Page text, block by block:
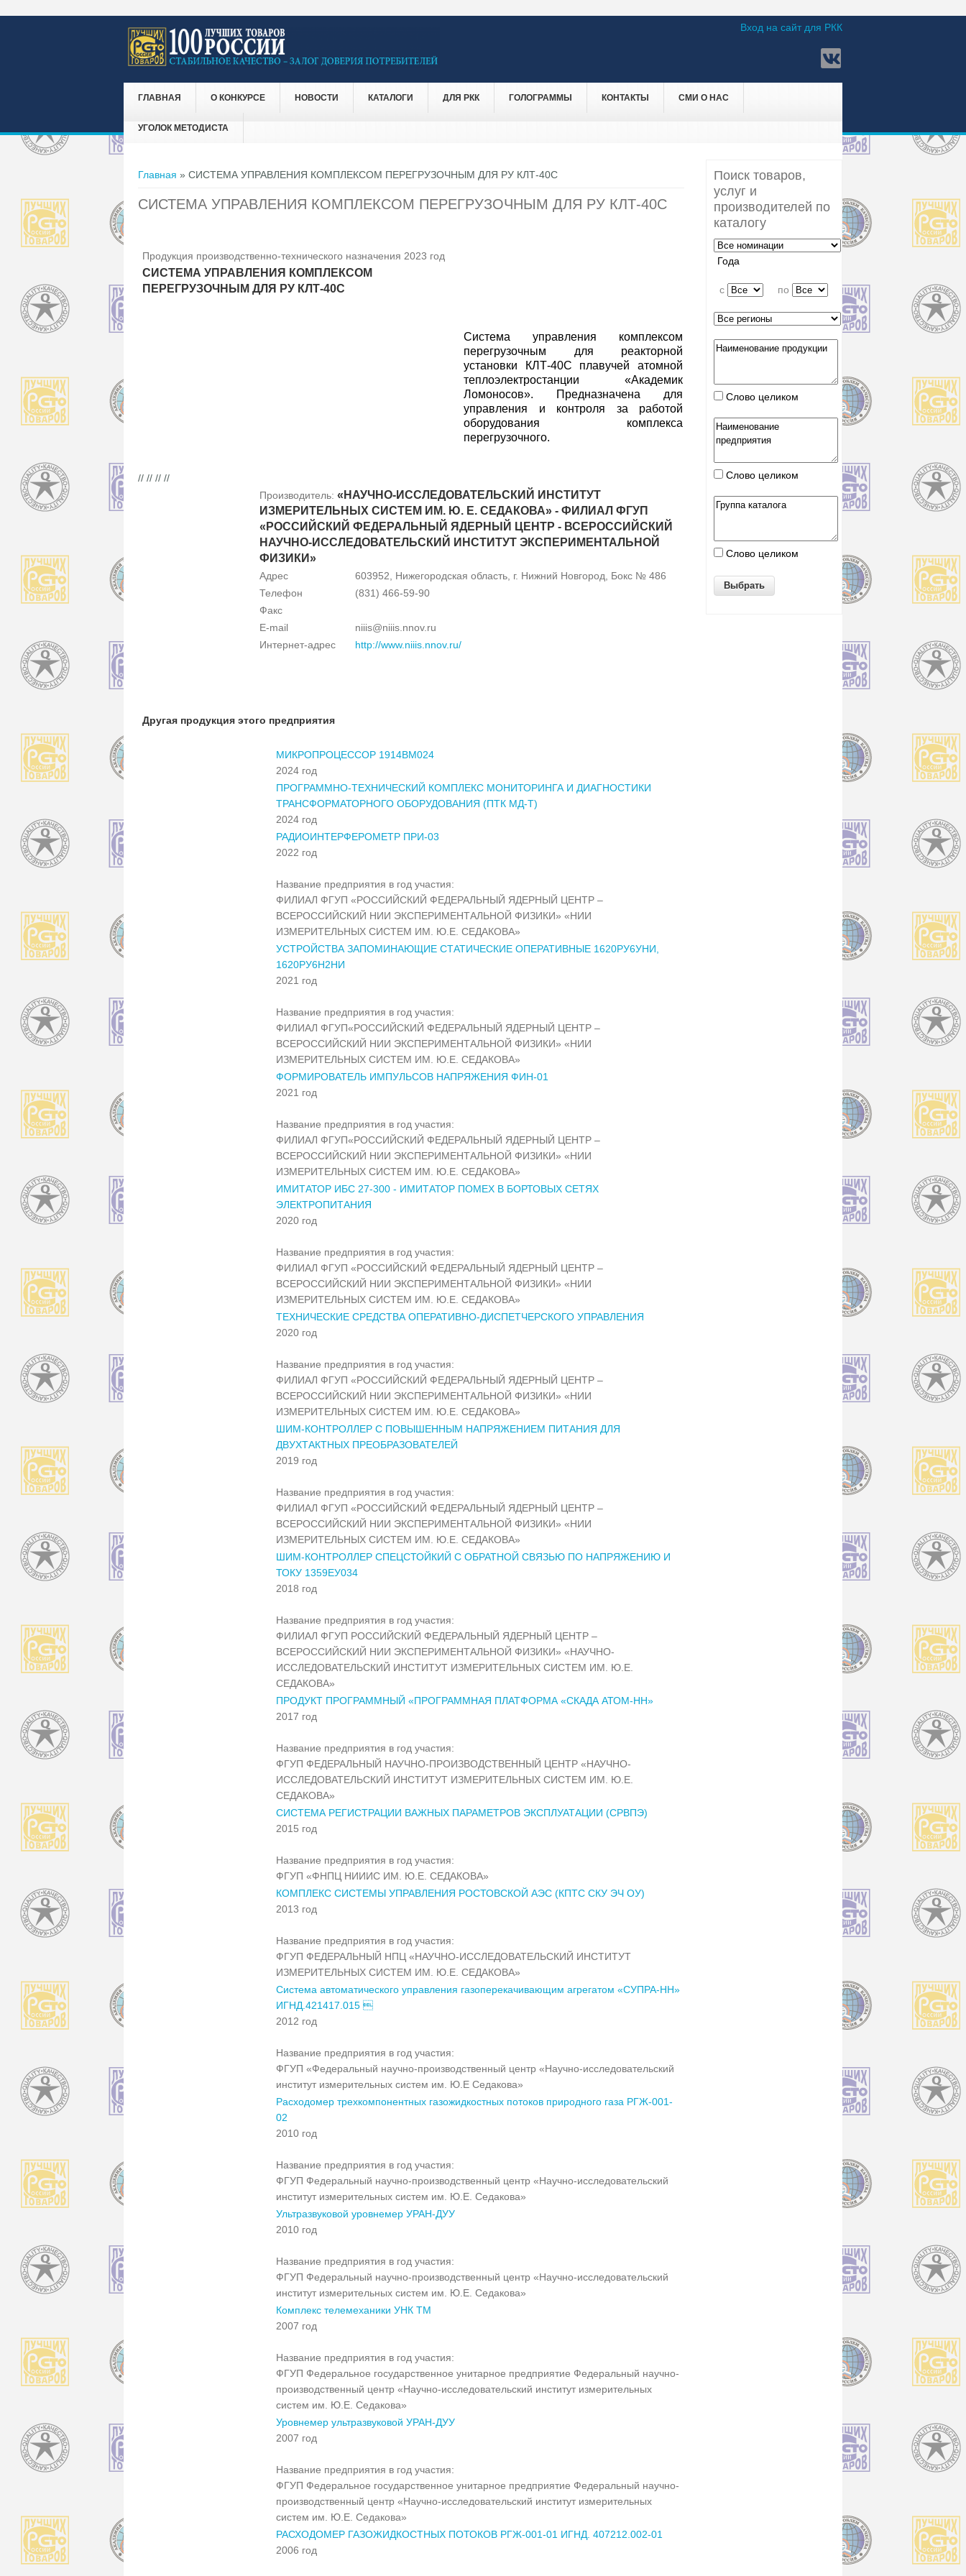
Вход на сайт для РКК
ГЛАВНАЯ О КОНКУРСЕ НОВОСТИ КАТАЛОГИ ДЛЯ РКК ГОЛОГРАММЫ КОНТАКТЫ СМИ О НАС
УГОЛОК МЕТОДИСТА
Вы здесь
Главная » СИСТЕМА УПРАВЛЕНИЯ КОМПЛЕКСОМ ПЕРЕГРУЗОЧНЫМ ДЛЯ РУ КЛТ-40С
СИСТЕМА УПРАВЛЕНИЯ КОМПЛЕКСОМ ПЕРЕГРУЗОЧНЫМ ДЛЯ РУ КЛТ-40С
Продукция производственно-технического назначения 2023 год
СИСТЕМА УПРАВЛЕНИЯ КОМПЛЕКСОМ
ПЕРЕГРУЗОЧНЫМ ДЛЯ РУ КЛТ-40С
Система управления комплексом
перегрузочным для реакторной
установки КЛТ-40С плавучей атомной
теплоэлектростанции «Академик
Ломоносов». Предназначена для
управления и контроля за работой
оборудования комплекса
перегрузочного.
// // // //
Производитель: «НАУЧНО-ИССЛЕДОВАТЕЛЬСКИЙ ИНСТИТУТ
ИЗМЕРИТЕЛЬНЫХ СИСТЕМ ИМ. Ю. Е. СЕДАКОВА» - ФИЛИАЛ ФГУП
«РОССИЙСКИЙ ФЕДЕРАЛЬНЫЙ ЯДЕРНЫЙ ЦЕНТР - ВСЕРОССИЙСКИЙ
НАУЧНО-ИССЛЕДОВАТЕЛЬСКИЙ ИНСТИТУТ ЭКСПЕРИМЕНТАЛЬНОЙ
ФИЗИКИ»
Адрес
603952, Нижегородская область, г. Нижний Новгород, Бокс № 486
Телефон
(831) 466-59-90
Факс
E-mail
niiis@niiis.nnov.ru
Интернет-адрес
http://www.niiis.nnov.ru/
Другая продукция этого предприятия
МИКРОПРОЦЕССОР 1914ВМ024
2024 год
ПРОГРАММНО-ТЕХНИЧЕСКИЙ КОМПЛЕКС МОНИТОРИНГА И ДИАГНОСТИКИ
ТРАНСФОРМАТОРНОГО ОБОРУДОВАНИЯ (ПТК МД-Т)
2024 год
РАДИОИНТЕРФЕРОМЕТР ПРИ-03
2022 год
Название предприятия в год участия:
ФИЛИАЛ ФГУП «РОССИЙСКИЙ ФЕДЕРАЛЬНЫЙ ЯДЕРНЫЙ ЦЕНТР –
ВСЕРОССИЙСКИЙ НИИ ЭКСПЕРИМЕНТАЛЬНОЙ ФИЗИКИ» «НИИ
ИЗМЕРИТЕЛЬНЫХ СИСТЕМ ИМ. Ю.Е. СЕДАКОВА»
УСТРОЙСТВА ЗАПОМИНАЮЩИЕ СТАТИЧЕСКИЕ ОПЕРАТИВНЫЕ 1620РУ6УНИ,
1620РУ6Н2НИ
2021 год
Название предприятия в год участия:
ФИЛИАЛ ФГУП«РОССИЙСКИЙ ФЕДЕРАЛЬНЫЙ ЯДЕРНЫЙ ЦЕНТР –
ВСЕРОССИЙСКИЙ НИИ ЭКСПЕРИМЕНТАЛЬНОЙ ФИЗИКИ» «НИИ
ИЗМЕРИТЕЛЬНЫХ СИСТЕМ ИМ. Ю.Е. СЕДАКОВА»
ФОРМИРОВАТЕЛЬ ИМПУЛЬСОВ НАПРЯЖЕНИЯ ФИН-01
2021 год
Название предприятия в год участия:
ФИЛИАЛ ФГУП«РОССИЙСКИЙ ФЕДЕРАЛЬНЫЙ ЯДЕРНЫЙ ЦЕНТР –
ВСЕРОССИЙСКИЙ НИИ ЭКСПЕРИМЕНТАЛЬНОЙ ФИЗИКИ» «НИИ
ИЗМЕРИТЕЛЬНЫХ СИСТЕМ ИМ. Ю.Е. СЕДАКОВА»
ИМИТАТОР ИБС 27-300 - ИМИТАТОР ПОМЕХ В БОРТОВЫХ СЕТЯХ
ЭЛЕКТРОПИТАНИЯ
2020 год
Название предприятия в год участия:
ФИЛИАЛ ФГУП «РОССИЙСКИЙ ФЕДЕРАЛЬНЫЙ ЯДЕРНЫЙ ЦЕНТР –
ВСЕРОССИЙСКИЙ НИИ ЭКСПЕРИМЕНТАЛЬНОЙ ФИЗИКИ» «НИИ
ИЗМЕРИТЕЛЬНЫХ СИСТЕМ ИМ. Ю.Е. СЕДАКОВА»
ТЕХНИЧЕСКИЕ СРЕДСТВА ОПЕРАТИВНО-ДИСПЕТЧЕРСКОГО УПРАВЛЕНИЯ
2020 год
Название предприятия в год участия:
ФИЛИАЛ ФГУП «РОССИЙСКИЙ ФЕДЕРАЛЬНЫЙ ЯДЕРНЫЙ ЦЕНТР –
ВСЕРОССИЙСКИЙ НИИ ЭКСПЕРИМЕНТАЛЬНОЙ ФИЗИКИ» «НИИ
ИЗМЕРИТЕЛЬНЫХ СИСТЕМ ИМ. Ю.Е. СЕДАКОВА»
ШИМ-КОНТРОЛЛЕР С ПОВЫШЕННЫМ НАПРЯЖЕНИЕМ ПИТАНИЯ ДЛЯ
ДВУХТАКТНЫХ ПРЕОБРАЗОВАТЕЛЕЙ
2019 год
Название предприятия в год участия:
ФИЛИАЛ ФГУП «РОССИЙСКИЙ ФЕДЕРАЛЬНЫЙ ЯДЕРНЫЙ ЦЕНТР –
ВСЕРОССИЙСКИЙ НИИ ЭКСПЕРИМЕНТАЛЬНОЙ ФИЗИКИ» «НИИ
ИЗМЕРИТЕЛЬНЫХ СИСТЕМ ИМ. Ю.Е. СЕДАКОВА»
ШИМ-КОНТРОЛЛЕР СПЕЦСТОЙКИЙ С ОБРАТНОЙ СВЯЗЬЮ ПО НАПРЯЖЕНИЮ И
ТОКУ 1359ЕУ034
2018 год
Название предприятия в год участия:
ФИЛИАЛ ФГУП РОССИЙСКИЙ ФЕДЕРАЛЬНЫЙ ЯДЕРНЫЙ ЦЕНТР –
ВСЕРОССИЙСКИЙ НИИ ЭКСПЕРИМЕНТАЛЬНОЙ ФИЗИКИ» «НАУЧНО-
ИССЛЕДОВАТЕЛЬСКИЙ ИНСТИТУТ ИЗМЕРИТЕЛЬНЫХ СИСТЕМ ИМ. Ю.Е.
СЕДАКОВА»
ПРОДУКТ ПРОГРАММНЫЙ «ПРОГРАММНАЯ ПЛАТФОРМА «СКАДА АТОМ-НН»
2017 год
Название предприятия в год участия:
ФГУП ФЕДЕРАЛЬНЫЙ НАУЧНО-ПРОИЗВОДСТВЕННЫЙ ЦЕНТР «НАУЧНО-
ИССЛЕДОВАТЕЛЬСКИЙ ИНСТИТУТ ИЗМЕРИТЕЛЬНЫХ СИСТЕМ ИМ. Ю.Е.
СЕДАКОВА»
CИСТЕМА РЕГИСТРАЦИИ ВАЖНЫХ ПАРАМЕТРОВ ЭКСПЛУАТАЦИИ (СРВПЭ)
2015 год
Название предприятия в год участия:
ФГУП «ФНПЦ НИИИС ИМ. Ю.Е. СЕДАКОВА»
КОМПЛЕКС СИСТЕМЫ УПРАВЛЕНИЯ РОСТОВСКОЙ АЭС (КПТС СКУ ЭЧ ОУ)
2013 год
Название предприятия в год участия:
ФГУП ФЕДЕРАЛЬНЫЙ НПЦ «НАУЧНО-ИССЛЕДОВАТЕЛЬСКИЙ ИНСТИТУТ
ИЗМЕРИТЕЛЬНЫХ СИСТЕМ ИМ. Ю.Е. СЕДАКОВА»
Система автоматического управления газоперекачивающим агрегатом «СУПРА-НН»
ИГНД.421417.015 
2012 год
Название предприятия в год участия:
ФГУП «Федеральный научно-производственный центр «Научно-исследовательский
институт измерительных систем им. Ю.Е Седакова»
Расходомер трехкомпонентных газожидкостных потоков природного газа РГЖ-001-
02
2010 год
Название предприятия в год участия:
ФГУП Федеральный научно-производственный центр «Научно-исследовательский
институт измерительных систем им. Ю.Е. Седакова»
Ультразвуковой уровнемер УРАН-ДУУ
2010 год
Название предприятия в год участия:
ФГУП Федеральный научно-производственный центр «Научно-исследовательский
институт измерительных систем им. Ю.Е. Седакова»
Комплекс телемеханики УНК ТМ
2007 год
Название предприятия в год участия:
ФГУП Федеральное государственное унитарное предприятие Федеральный научно-
производственный центр «Научно-исследовательский институт измерительных
систем им. Ю.Е. Седакова»
Уровнемер ультразвуковой УРАН-ДУУ
2007 год
Название предприятия в год участия:
ФГУП Федеральное государственное унитарное предприятие Федеральный научно-
производственный центр «Научно-исследовательский институт измерительных
систем им. Ю.Е. Седакова»
РАСХОДОМЕР ГАЗОЖИДКОСТНЫХ ПОТОКОВ РГЖ-001-01 ИГНД. 407212.002-01
2006 год
Поиск товаров,
услуг и
производителей по
каталогу
Года
c по
Слово целиком
Слово целиком
Слово целиком